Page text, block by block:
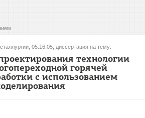
05.16.05, диссертация на тему:
технологии
горячей
с использованием